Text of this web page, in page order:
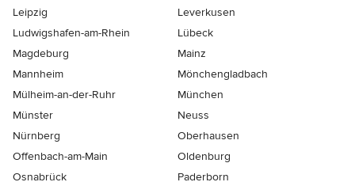
Leipzig
Leverkusen
Ludwigshafen-am-Rhein
Lübeck
Magdeburg
Mainz
Mannheim
Mönchen­gladbach
Mülheim-an-der-Ruhr
München
Münster
Neuss
Nürnberg
Oberhausen
Offenbach-am-Main
Oldenburg
Osnabrück
Paderborn